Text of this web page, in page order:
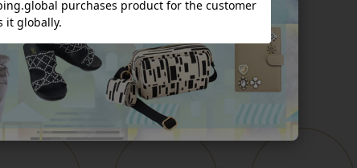
Category
アイテムカテゴリー